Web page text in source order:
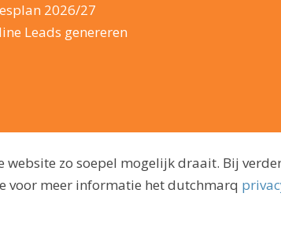
2026/27
Leads genereren
website zo soepel mogelijk draait. Bij
voor meer informatie het dutchmarq